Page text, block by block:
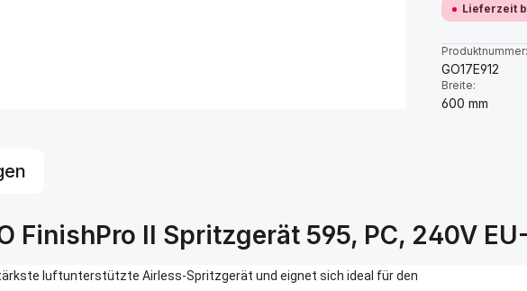
Lieferzeit
GO17E912
Breite:
600 mm
FinishPro II Spritzgerät 595, PC, 240V
luftunterstützte Airless-Spritzgerät und eignet sich ideal für den